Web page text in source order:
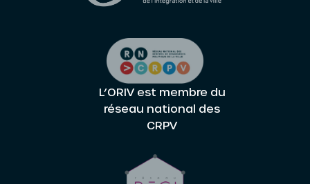
L’ORIV est membre du
réseau national des
CRPV